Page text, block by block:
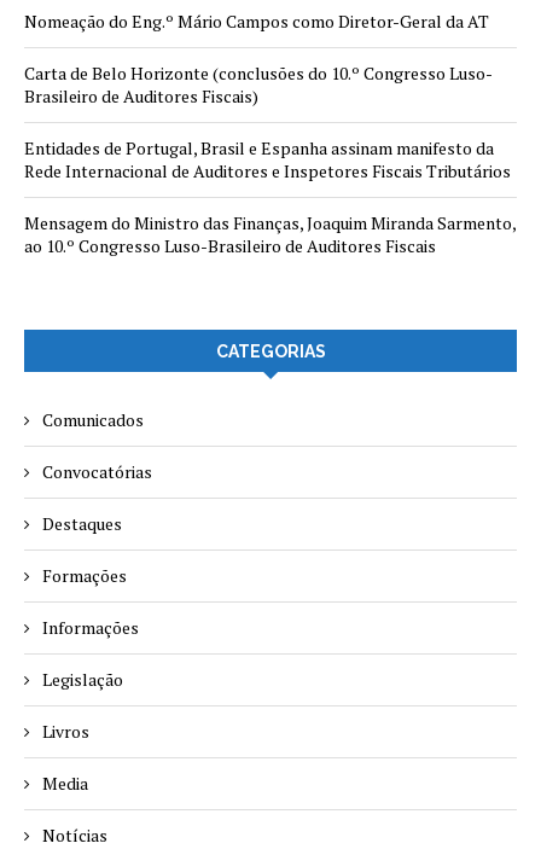
Nomeação do Eng.º Mário Campos como Diretor-Geral da AT
Carta de Belo Horizonte (conclusões do 10.º Congresso Luso-
Brasileiro de Auditores Fiscais)
Entidades de Portugal, Brasil e Espanha assinam manifesto da
Rede Internacional de Auditores e Inspetores Fiscais Tributários
Mensagem do Ministro das Finanças, Joaquim Miranda Sarmento,
ao 10.º Congresso Luso-Brasileiro de Auditores Fiscais
CATEGORIAS
Comunicados
Convocatórias
Destaques
Formações
Informações
Legislação
Livros
Media
Notícias